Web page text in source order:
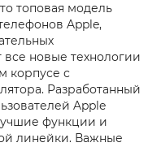
топовая модель
Apple,
новые технологии
корпусе с
Разработанный
Apple
функции и
линейки. Важные